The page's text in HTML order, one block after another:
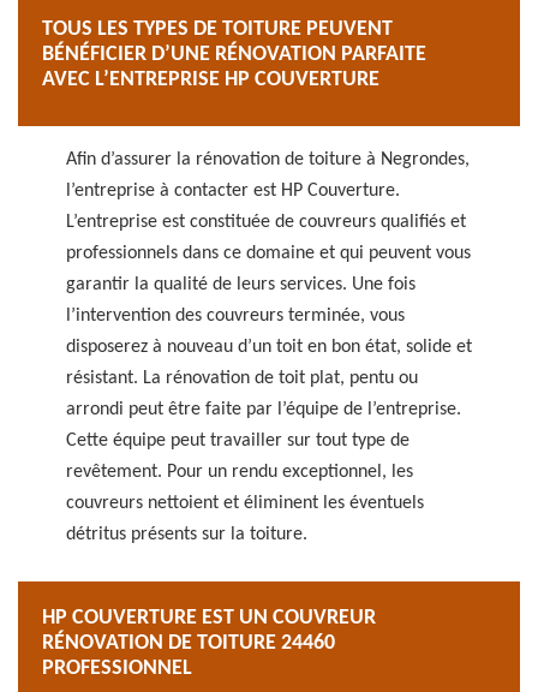
TOUS LES TYPES DE TOITURE PEUVENT
BÉNÉFICIER D’UNE RÉNOVATION PARFAITE
AVEC L’ENTREPRISE HP COUVERTURE
Afin d’assurer la rénovation de toiture à Negrondes,
l’entreprise à contacter est HP Couverture.
L’entreprise est constituée de couvreurs qualifiés et
professionnels dans ce domaine et qui peuvent vous
garantir la qualité de leurs services. Une fois
l’intervention des couvreurs terminée, vous
disposerez à nouveau d’un toit en bon état, solide et
résistant. La rénovation de toit plat, pentu ou
arrondi peut être faite par l’équipe de l’entreprise.
Cette équipe peut travailler sur tout type de
revêtement. Pour un rendu exceptionnel, les
couvreurs nettoient et éliminent les éventuels
détritus présents sur la toiture.
HP COUVERTURE EST UN COUVREUR
RÉNOVATION DE TOITURE 24460
PROFESSIONNEL